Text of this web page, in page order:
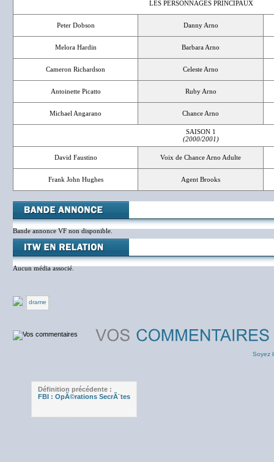
LES PERSONNAGES PRINCIPAUX
Peter Dobson Danny Arno
Melora Hardin Barbara Arno
Cameron Richardson Celeste Arno
Antoinette Picatto Ruby Arno
Michael Angarano Chance Arno
SAISON 1
(2000/2001)
David Faustino Voix de Chance Arno Adulte
Frank John Hughes Agent Brooks
Bande annonce VF non disponible.
Aucun média associé.
drame
Soyez
Définition précédente :
FBI : OpÃ©rations SecrÃ¨tes